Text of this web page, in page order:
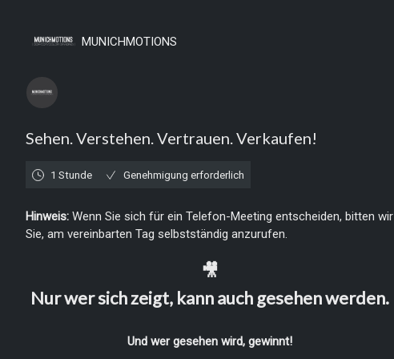
MUNICHMOTIONS
Sehen. Verstehen. Vertrauen. Verkaufen!
1 Stunde Genehmigung erforderlich
Hinweis: Wenn Sie sich für ein Telefon-Meeting entscheiden, bitten wir
Sie, am vereinbarten Tag selbstständig anzurufen.
🎥
Nur wer sich zeigt, kann auch gesehen werden.
Und wer gesehen wird, gewinnt!